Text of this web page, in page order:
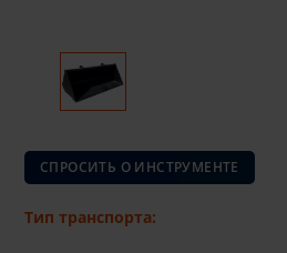
СПРОСИТЬ О ИНСТРУМЕНТЕ
Тип транспорта: